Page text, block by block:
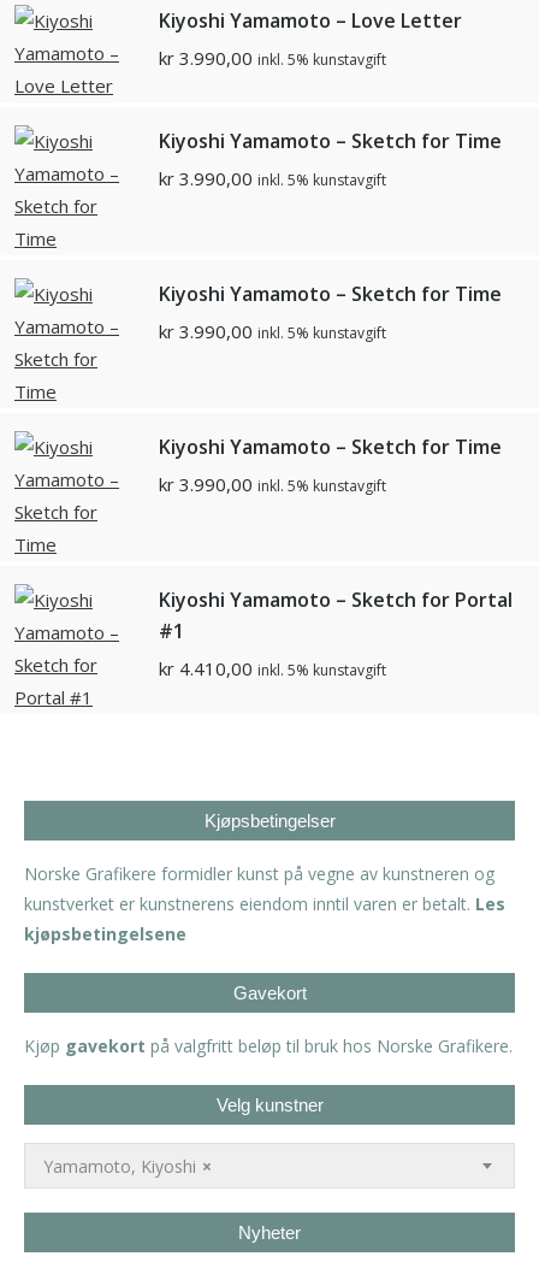
Kiyoshi Yamamoto – Love Letter
kr 3.990,00 inkl. 5% kunstavgift
Kiyoshi Yamamoto – Sketch for Time
kr 3.990,00 inkl. 5% kunstavgift
Kiyoshi Yamamoto – Sketch for Time
kr 3.990,00 inkl. 5% kunstavgift
Kiyoshi Yamamoto – Sketch for Time
kr 3.990,00 inkl. 5% kunstavgift
Kiyoshi Yamamoto – Sketch for Portal
#1
kr 4.410,00 inkl. 5% kunstavgift
Kjøpsbetingelser
Norske Grafikere formidler kunst på vegne av kunstneren og
kunstverket er kunstnerens eiendom inntil varen er betalt. Les
kjøpsbetingelsene
Gavekort
Kjøp gavekort på valgfritt beløp til bruk hos Norske Grafikere.
Velg kunstner
×
Yamamoto, Kiyoshi
Nyheter